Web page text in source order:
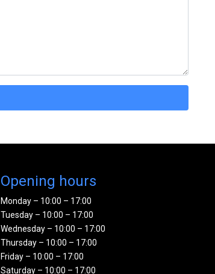
Opening hours
Monday – 10:00 – 17:00
Tuesday – 10:00 – 17:00
Wednesday – 10:00 – 17:00
Thursday – 10:00 – 17:00
Friday – 10:00 – 17:00
Saturday – 10:00 – 17:00